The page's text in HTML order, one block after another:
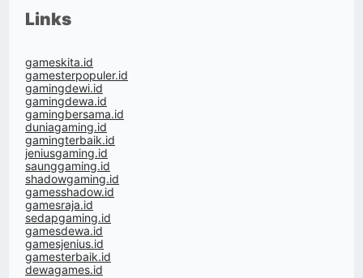
Links
gameskita.id
gamesterpopuler.id
gamingdewi.id
gamingdewa.id
gamingbersama.id
duniagaming.id
gamingterbaik.id
jeniusgaming.id
saunggaming.id
shadowgaming.id
gamesshadow.id
gamesraja.id
sedapgaming.id
gamesdewa.id
gamesjenius.id
gamesterbaik.id
dewagames.id